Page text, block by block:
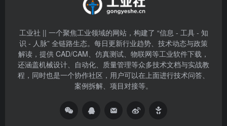
工业社 || 一个聚焦工业领域的网站，构建了 “信息 - 工具 - 知
识 - 人脉” 全链路生态。每日更新行业趋势、技术动态与政策
解读，提供 CAD/CAM、仿真测试、物联网等工业软件下载，
还涵盖机械设计、自动化、质量管理等众多技术文档与实战教
程，同时也是一个协作社区，用户可以在上面进行技术问答、
案例拆解、项目对接等。